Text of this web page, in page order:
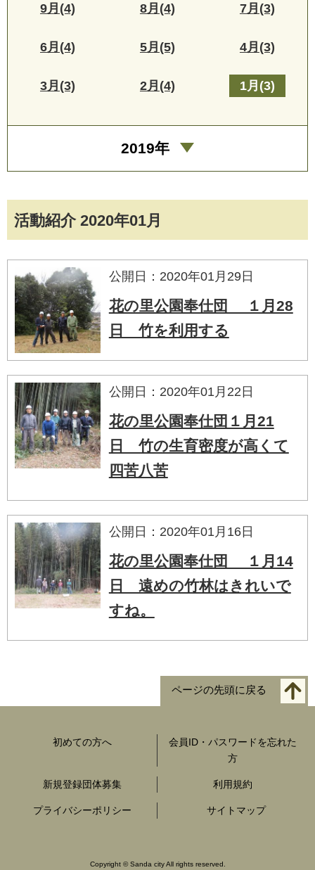
活動紹介 2020年01月
公開日：2020年01月29日
花の里公園奉仕団 １月28
日 竹を利用する
公開日：2020年01月22日
花の里公園奉仕団１月21
日 竹の生育密度が高くて
四苦八苦
公開日：2020年01月16日
花の里公園奉仕団 １月14
日 遠めの竹林はきれいで
すね。
9月(4) 8月(4) 7月(3)
6月(4) 5月(5) 4月(3)
3月(3) 2月(4) 1月(3)
2019年
ページの先頭に戻る
初めての方へ
会員ID・パスワードを忘れた
方
新規登録団体募集 利用規約
プライバシーポリシー サイトマップ
Copyright ©Sanda city All rights reserved.